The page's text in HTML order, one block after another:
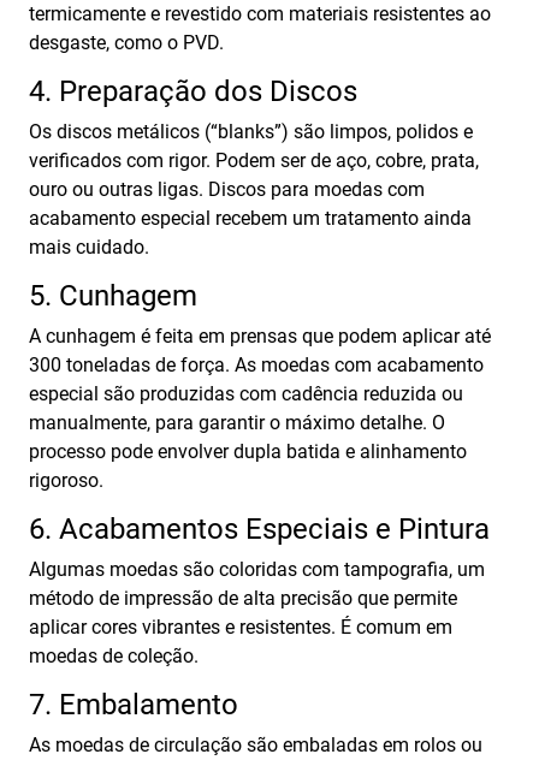
termicamente e revestido com materiais resistentes ao
desgaste, como o PVD.
4. Preparação dos Discos
Os discos metálicos (“blanks”) são limpos, polidos e
verificados com rigor. Podem ser de aço, cobre, prata,
ouro ou outras ligas. Discos para moedas com
acabamento especial recebem um tratamento ainda
mais cuidado.
5. Cunhagem
A cunhagem é feita em prensas que podem aplicar até
300 toneladas de força. As moedas com acabamento
especial são produzidas com cadência reduzida ou
manualmente, para garantir o máximo detalhe. O
processo pode envolver dupla batida e alinhamento
rigoroso.
6. Acabamentos Especiais e Pintura
Algumas moedas são coloridas com tampografia, um
método de impressão de alta precisão que permite
aplicar cores vibrantes e resistentes. É comum em
moedas de coleção.
7. Embalamento
As moedas de circulação são embaladas em rolos ou